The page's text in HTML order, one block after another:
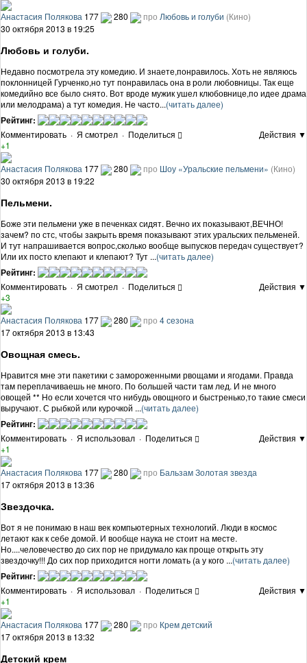
Анастасия Полякова 177 280 про Любовь и голуби (Кино)
30 октября 2013 в 19:25
Любовь и голуби.
Недавно посмотрела эту комедию. И знаете,понравилось. Хоть не являюсь
поклонницей Гурченко,но тут понравилась она в роли любовницы. Так еще
комедийно все было снято. Вот вроде мужик ушел клюбовнице,по идее драма
или мелодрама) а тут комедия. Не часто...(читать далее)
Рейтинг:
Комментировать · Я смотрел · Поделиться
Действия ▼
+1
Анастасия Полякова 177 280 про Шоу «Уральские пельмени» (Кино)
30 октября 2013 в 19:22
Пельмени.
Боже эти пельмени уже в печенках сидят. Вечно их показывают,ВЕЧНО!
зачем? по стс, чтобы закрыть время показывают этих уральских пельменей.
И тут напрашивается вопрос,сколько вообще выпусков передач существует?
Или их посто клепают и клепают? Тут ...(читать далее)
Рейтинг:
Комментировать · Я смотрел · Поделиться
Действия ▼
+3
Анастасия Полякова 177 280 про 4 сезона
17 октября 2013 в 13:43
Овощная смесь.
Нравится мне эти пакетики с замороженными рвощами и ягодами. Правда
там переплачиваешь не много. По большей части там лед. И не много
овощей ** Но если хочется что нибудь овощного и быстренько,то такие смеси
выручают. С рыбкой или курочкой ...(читать далее)
Рейтинг:
Комментировать · Я использовал · Поделиться
Действия ▼
+1
Анастасия Полякова 177 280 про Бальзам Золотая звезда
17 октября 2013 в 13:36
Звездочка.
Вот я не понимаю в наш век компьютерных технологий. Люди в космос
летают как к себе домой. И вообще наука не стоит на месте.
Но....человечество до сих пор не придумало как проще открыть эту
звездочку!!! До сих пор приходится ногти ломать (а у кого ...(читать далее)
Рейтинг:
Комментировать · Я использовал · Поделиться
Действия ▼
+1
Анастасия Полякова 177 280 про Крем детский
17 октября 2013 в 13:32
Детский крем